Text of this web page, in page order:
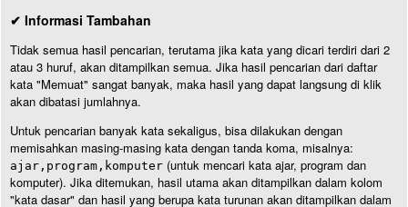
✔ Informasi Tambahan
Tidak semua hasil pencarian, terutama jika kata yang dicari terdiri dari 2
atau 3 huruf, akan ditampilkan semua. Jika hasil pencarian dari daftar
kata "Memuat" sangat banyak, maka hasil yang dapat langsung di klik
akan dibatasi jumlahnya.
Untuk pencarian banyak kata sekaligus, bisa dilakukan dengan
memisahkan masing-masing kata dengan tanda koma, misalnya:
ajar,program,komputer (untuk mencari kata ajar, program dan
komputer). Jika ditemukan, hasil utama akan ditampilkan dalam kolom
"kata dasar" dan hasil yang berupa kata turunan akan ditampilkan dalam